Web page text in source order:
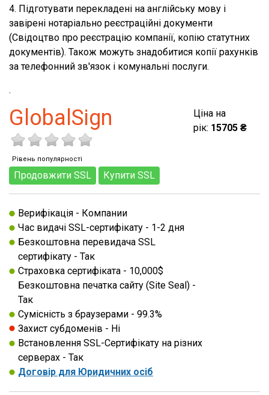
4. Підготувати перекладені на англійську мову і
завірені нотаріально реєстраційні документи
(Свідоцтво про реєстрацію компанії, копію статутних
документів). Також можуть знадобитися копії рахунків
за телефонний зв'язок і комунальні послуги.
.
GlobalSign
Рівень популярності
Ціна на
рік: 15705 ₴
Продовжити SSL Купити SSL
Верифікація - Компании
Час видачі SSL-сертифікату - 1-2 дня
Безкоштовна перевидача SSL
сертифікату - Так
Страховка сертифіката - 10,000$
Безкоштовна печатка сайту (Site Seal) -
Так
Сумісність з браузерами - 99.3%
Захист субдоменів - Нi
Встановлення SSL-Сертифікату на різних
серверах - Так
Договір для Юридичних осіб